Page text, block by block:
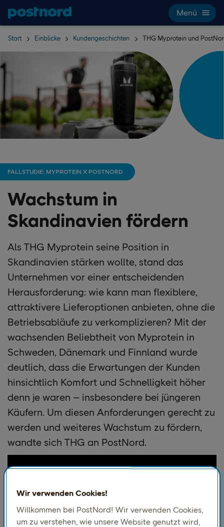
Hoppa över navigering och sök
Menü
Start Einblicke Kundengeschichten THG Myprotein und
FALLSTUDIE: MYPROTEIN X POSTNORD
Wachstum in
Skandinavien fördern
Als THG Myprotein seine Position in
Skandinavien stärken wollte, stand das
Unternehmen vor einer entscheidenden
Herausforderung: wie kann man flexiblere,
attraktivere Lieferoptionen anbieten, ohne die
Betriebsabläufe zu verkomplizieren? Mit der
wachsenden Beliebtheit von Myprotein in
Schweden, Dänemark und Finnland wurde
deutlich, dass die Erwartungen der Kunden
hinsichtlich Komfort und Schnelligkeit höher
denn je waren – insbesondere bei jüngeren
Käufern. Um diesen Anforderungen gerecht zu
werden und weiteres Wachstum zu fördern,
wandte sich THG an PostNord.
Wir verwenden Cookies!
Willkommen bei PostNord! Wir verwenden Cookies,
um zu verstehen, wie unsere Website genutzt wird,